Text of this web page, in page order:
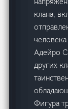
клана,
Адейро
других
Фигура